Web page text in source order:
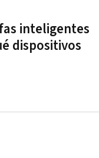
inteligentes
dispositivos